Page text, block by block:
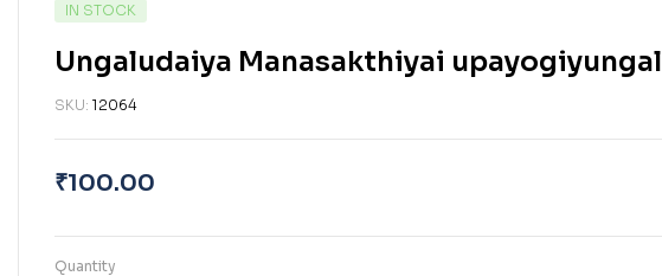
IN STOCK
Ungaludaiya Manasakthiyai upayogiyungal
SKU: 12064
₹100.00
Quantity